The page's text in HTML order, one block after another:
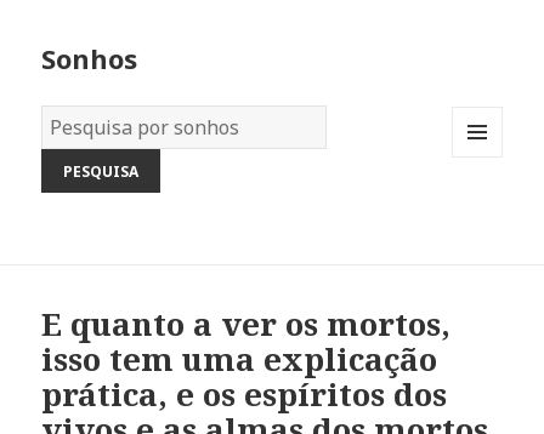
Sonhos
Dicionário
dos
Sonhos:
E quanto a ver os mortos,
isso tem uma explicação
prática, e os espíritos dos